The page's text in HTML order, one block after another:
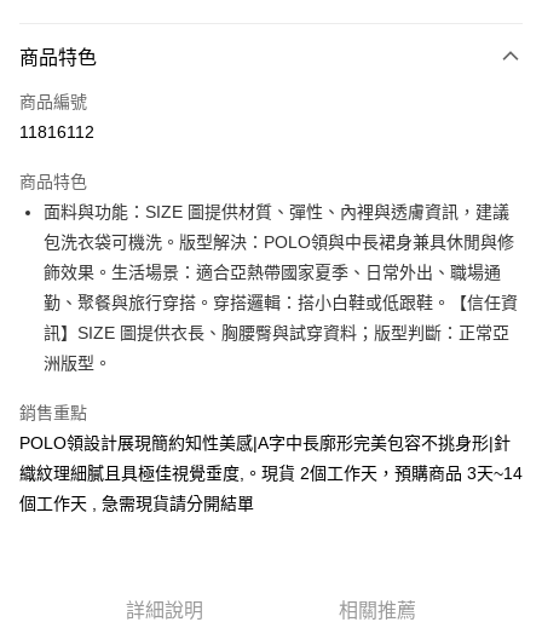
信用卡一次付款
超商取貨付款
Apple Pay
街口支付
悠遊付
Google Pay
大哥付你分期
相關說明
流程，驗證手機門號後，選擇欲分期的期數、繳款截止日，確認付款後即完
【關於「AFTEE先享後付」】
商品特色
商品編號
11816112
商品特色
面料與功能：SIZE 圖提供材質、彈性、內裡與透膚資訊，建議
包洗衣袋可機洗。版型解決：POLO領與中長裙身兼具休閒與修
飾效果。生活場景：適合亞熱帶國家夏季、日常外出、職場通
勤、聚餐與旅行穿搭。穿搭邏輯：搭小白鞋或低跟鞋。【信任資
訊】SIZE 圖提供衣長、胸腰臀與試穿資料；版型判斷：正常亞
洲版型。
銷售重點
POLO領設計展現簡約知性美感|A字中長廓形完美包容不挑身形|針
織紋理細膩且具極佳視覺垂度,。現貨 2個工作天，預購商品 3天~14
個工作天 , 急需現貨請分開結單
詳細說明 相關推薦